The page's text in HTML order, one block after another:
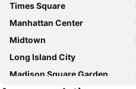
Times Square
Manhattan Center
Midtown
Long Island City
Madison Square Garden